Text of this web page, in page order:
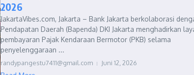
2026
JakartaVibes.com, Jakarta – Bank Jakarta berkolaborasi
Pendapatan Daerah (Bapenda) DKI Jakarta menghadirkan
pembayaran Pajak Kendaraan Bermotor (PKB) selama
penyelenggaraan ...
randypangestu7411@gmail.com Juni 12, 2026